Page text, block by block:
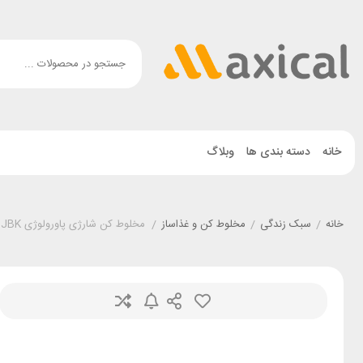
خانه دسته بندی ها وبلاگ
خانه / سبک زندگی / مخلوط کن و غذاساز / مخلوط کن شارژی پاورولوژی Powerology PN6BPJBK گنجایش 0.45 لیتر